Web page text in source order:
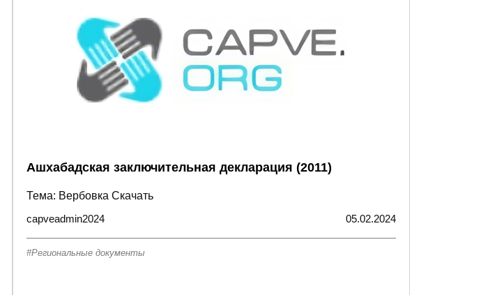
Ашхабадская заключительная декларация (2011)
Тема: Вербовка Скачать
capveadmin2024
05.02.2024
Региональные документы